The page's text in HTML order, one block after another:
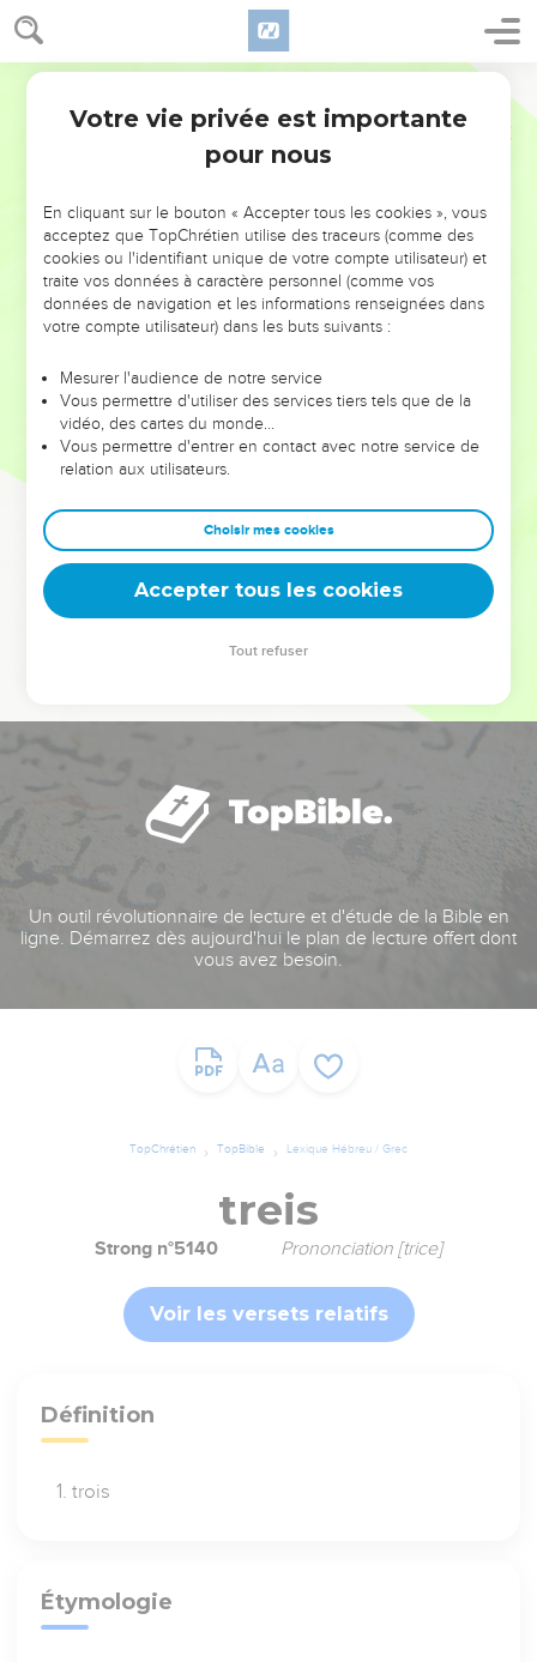
NE MANQUEZ PAS L’ÉVÉNEMENT
DE L’ANNÉE !
ET SI LEURS ERREURS POUVAIENT VOUS ÉVITER LES
VOTRES ?
leur foi ou leur vision. Mais on voit moins les doutes, les erreurs
et les saisons difficiles qu'ils ont traversés, alors même que ce
sont elles qui les ont façonnés.
Dans cette conférence, leaders, entrepreneurs, et responsables
clés pour avancer avec plus de sagesse afin que leurs erreurs
deviennent vos tremplins. Que vous guidiez un ministère, une
équipe, un groupe ou une famille, leur expérience est faite
Un outil révolutionnaire de lecture et d'étude de la Bible en
ligne. Démarrez dès aujourd'hui le plan de lecture offert dont
vous avez besoin.
TopChrétien TopBible Lexique Hébreu / Grec
treis
Strong n°5140 Prononciation [trice]
Voir les versets relatifs
Définition
trois
Étymologie
Votre vie privée est importante
pour nous
En cliquant sur le bouton « Accepter tous les cookies », vous
acceptez que TopChrétien utilise des traceurs (comme des
cookies ou l'identifiant unique de votre compte utilisateur) et
traite vos données à caractère personnel (comme vos
données de navigation et les informations renseignées dans
votre compte utilisateur) dans les buts suivants :
Mesurer l'audience de notre service
Vous permettre d'utiliser des services tiers tels que de la
vidéo, des cartes du monde…
Vous permettre d'entrer en contact avec notre service de
relation aux utilisateurs.
Choisir mes cookies
Accepter tous les cookies
Tout refuser